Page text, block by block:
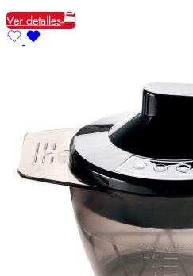
Ver detalles